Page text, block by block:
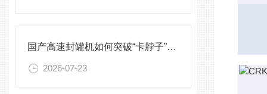
国产高速封罐机如何突破“卡脖子”技术
2026-07-23